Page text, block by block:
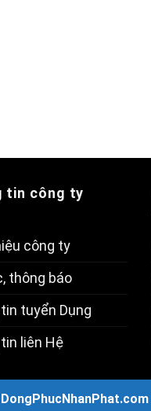
tin công ty
công ty
thông báo
tuyển Dụng
liên Hệ
DongPhucNhanPhat.com